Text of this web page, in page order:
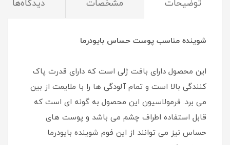
توضیحات مشخصات دیدگاه‌ها
شوینده مناسب پوست حساس بایودرما
این محصول دارای بافت ژلی است که دارای قدرت پاک
کنندگی بالا است و تمام آلودگی ها را با ملایمت از بین
می برد. فرمولاسیون این محصول به گونه ای است که
قابل استفاده اطراف چشم می باشد و پوست های
حساس نیز می توانند از این فوم شوینده بایودرما